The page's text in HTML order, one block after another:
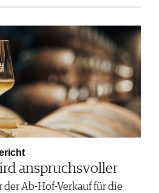
anspruchsvoller
der Ab-Hof-Verkauf für die